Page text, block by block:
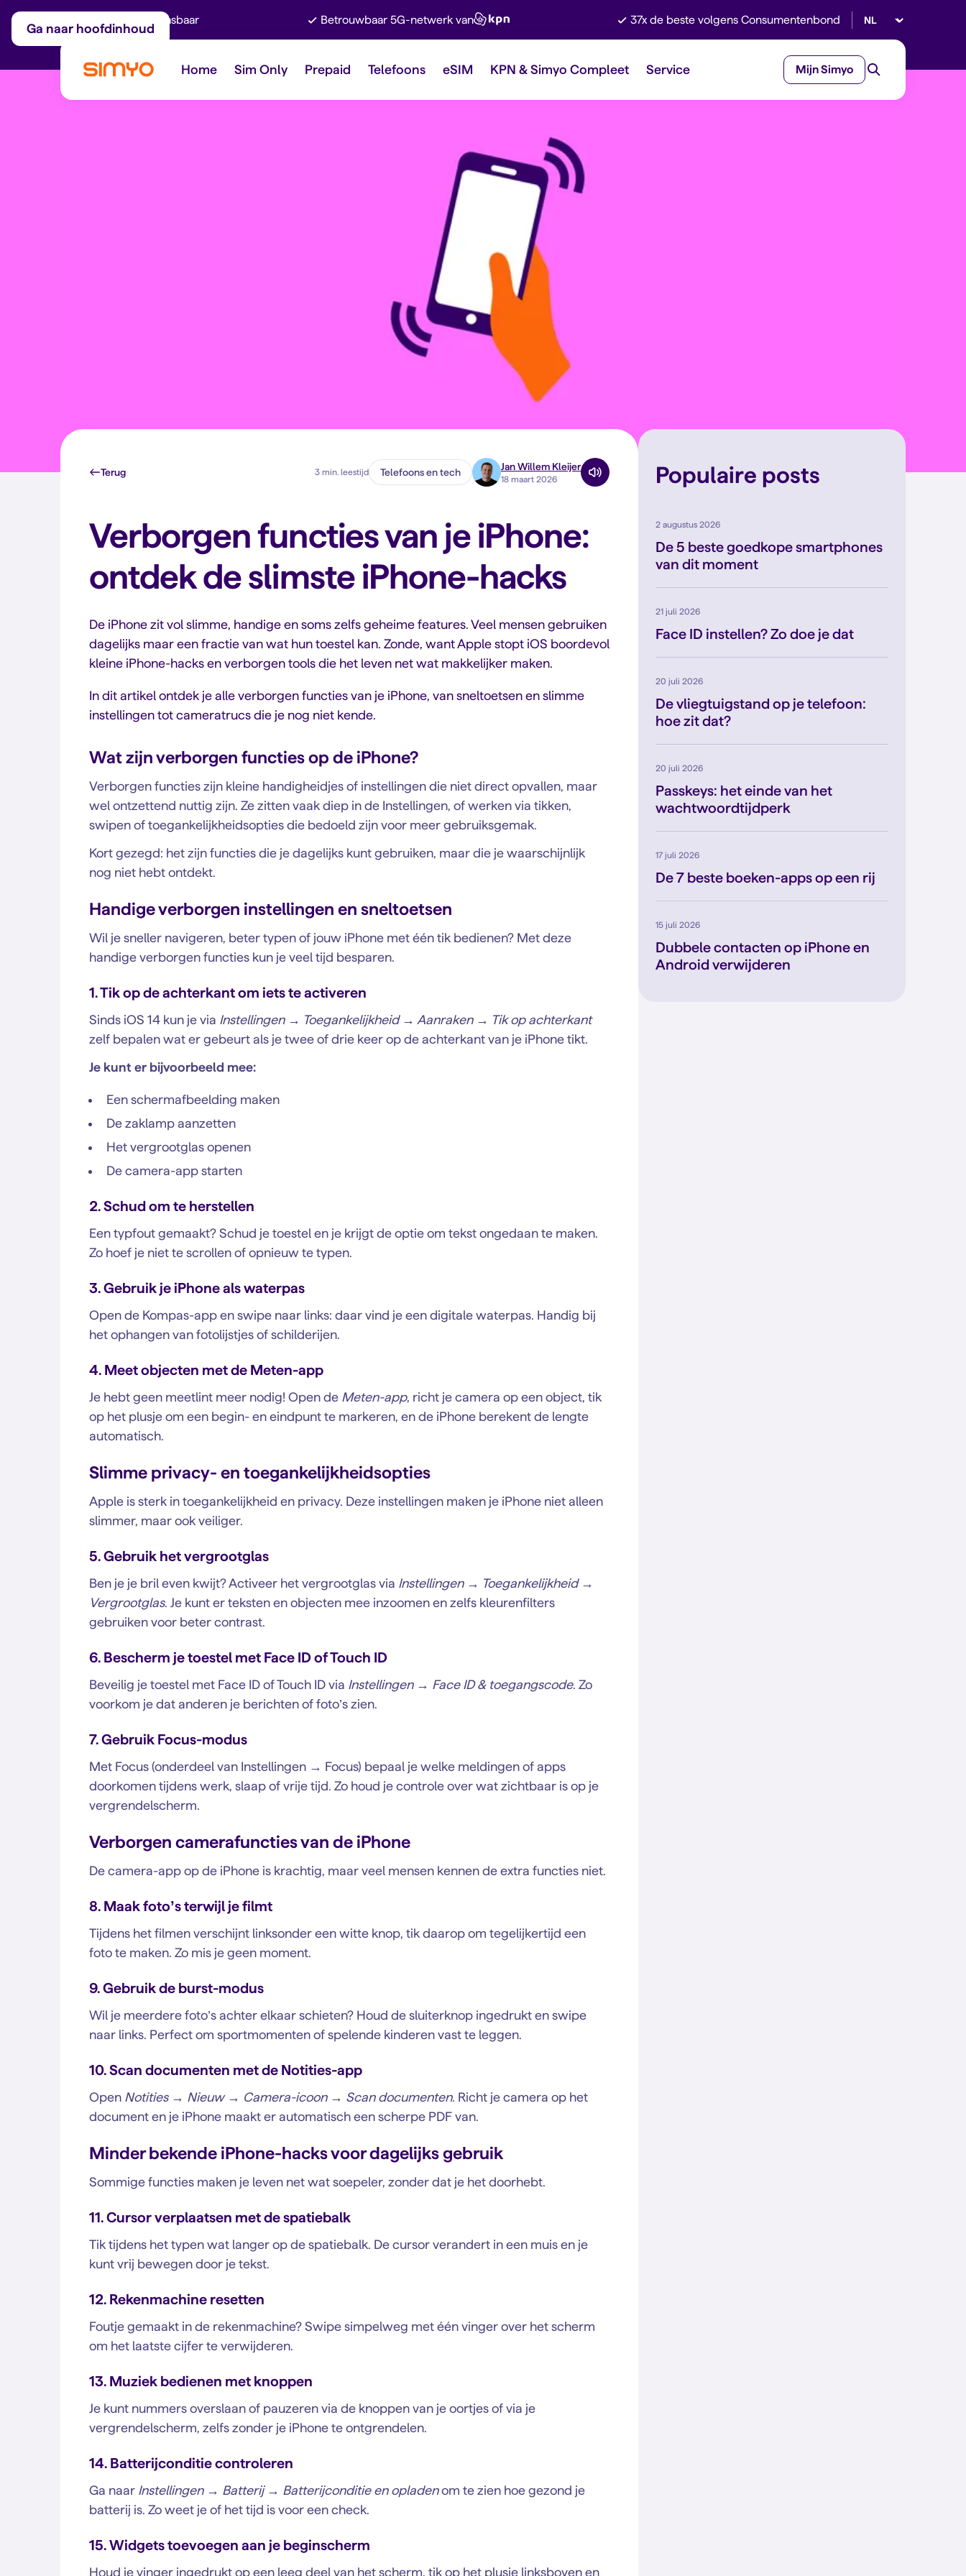
Ga naar hoofdinhoud
Maandelijks aanpasbaar Betrouwbaar 5G-netwerk van 37x de beste volgens Consumentenbond Selecteer taal
Home Sim Only Prepaid Telefoons eSIM KPN & Simyo Compleet Service Mijn Simyo
Terug 3 min. leestijd Telefoons en tech Jan Willem Kleijer
18 maart 2026
Verborgen functies van je iPhone:
ontdek de slimste iPhone-hacks
De iPhone zit vol slimme, handige en soms zelfs geheime features. Veel mensen gebruiken
dagelijks maar een fractie van wat hun toestel kan. Zonde, want Apple stopt iOS boordevol
kleine iPhone-hacks en verborgen tools die het leven net wat makkelijker maken.
In dit artikel ontdek je alle verborgen functies van je iPhone, van sneltoetsen en slimme
instellingen tot cameratrucs die je nog niet kende.
Wat zijn verborgen functies op de iPhone?
Verborgen functies zijn kleine handigheidjes of instellingen die niet direct opvallen, maar
wel ontzettend nuttig zijn. Ze zitten vaak diep in de Instellingen, of werken via tikken,
swipen of toegankelijkheidsopties die bedoeld zijn voor meer gebruiksgemak.
Kort gezegd: het zijn functies die je dagelijks kunt gebruiken, maar die je waarschijnlijk
nog niet hebt ontdekt.
Handige verborgen instellingen en sneltoetsen
Wil je sneller navigeren, beter typen of jouw iPhone met één tik bedienen? Met deze
handige verborgen functies kun je veel tijd besparen.
1. Tik op de achterkant om iets te activeren
Sinds iOS 14 kun je via Instellingen → Toegankelijkheid → Aanraken → Tik op achterkant
zelf bepalen wat er gebeurt als je twee of drie keer op de achterkant van je iPhone tikt.
Je kunt er bijvoorbeeld mee:
Een schermafbeelding maken
De zaklamp aanzetten
Het vergrootglas openen
De camera-app starten
2. Schud om te herstellen
Een typfout gemaakt? Schud je toestel en je krijgt de optie om tekst ongedaan te maken.
Zo hoef je niet te scrollen of opnieuw te typen.
3. Gebruik je iPhone als waterpas
Open de Kompas-app en swipe naar links: daar vind je een digitale waterpas. Handig bij
het ophangen van fotolijstjes of schilderijen.
4. Meet objecten met de Meten-app
Je hebt geen meetlint meer nodig! Open de Meten-app, richt je camera op een object, tik
op het plusje om een begin- en eindpunt te markeren, en de iPhone berekent de lengte
automatisch.
Slimme privacy- en toegankelijkheidsopties
Apple is sterk in toegankelijkheid en privacy. Deze instellingen maken je iPhone niet alleen
slimmer, maar ook veiliger.
5. Gebruik het vergrootglas
Ben je je bril even kwijt? Activeer het vergrootglas via Instellingen → Toegankelijkheid →
Vergrootglas. Je kunt er teksten en objecten mee inzoomen en zelfs kleurenfilters
gebruiken voor beter contrast.
6. Bescherm je toestel met Face ID of Touch ID
Beveilig je toestel met Face ID of Touch ID via Instellingen → Face ID & toegangscode. Zo
voorkom je dat anderen je berichten of foto’s zien.
7. Gebruik Focus-modus
Met Focus (onderdeel van Instellingen → Focus) bepaal je welke meldingen of apps
doorkomen tijdens werk, slaap of vrije tijd. Zo houd je controle over wat zichtbaar is op je
vergrendelscherm.
Verborgen camerafuncties van de iPhone
De camera-app op de iPhone is krachtig, maar veel mensen kennen de extra functies niet.
8. Maak foto’s terwijl je filmt
Tijdens het filmen verschijnt linksonder een witte knop, tik daarop om tegelijkertijd een
foto te maken. Zo mis je geen moment.
9. Gebruik de burst-modus
Wil je meerdere foto’s achter elkaar schieten? Houd de sluiterknop ingedrukt en swipe
naar links. Perfect om sportmomenten of spelende kinderen vast te leggen.
10. Scan documenten met de Notities-app
Open Notities → Nieuw → Camera-icoon → Scan documenten. Richt je camera op het
document en je iPhone maakt er automatisch een scherpe PDF van.
Minder bekende iPhone-hacks voor dagelijks gebruik
Sommige functies maken je leven net wat soepeler, zonder dat je het doorhebt.
11. Cursor verplaatsen met de spatiebalk
Tik tijdens het typen wat langer op de spatiebalk. De cursor verandert in een muis en je
kunt vrij bewegen door je tekst.
12. Rekenmachine resetten
Foutje gemaakt in de rekenmachine? Swipe simpelweg met één vinger over het scherm
om het laatste cijfer te verwijderen.
13. Muziek bedienen met knoppen
Je kunt nummers overslaan of pauzeren via de knoppen van je oortjes of via je
vergrendelscherm, zelfs zonder je iPhone te ontgrendelen.
14. Batterijconditie controleren
Ga naar Instellingen → Batterij → Batterijconditie en opladenom te zien hoe gezond je
batterij is. Zo weet je of het tijd is voor een check.
15. Widgets toevoegen aan je beginscherm
Houd je vinger ingedrukt op een leeg deel van het scherm, tik op het plusje linksboven en
Populaire posts
2 augustus 2026
De 5 beste goedkope smartphones
van dit moment
21 juli 2026
Face ID instellen? Zo doe je dat
20 juli 2026
De vliegtuigstand op je telefoon:
hoe zit dat?
20 juli 2026
Passkeys: het einde van het
wachtwoordtijdperk
17 juli 2026
De 7 beste boeken-apps op een rij
15 juli 2026
Dubbele contacten op iPhone en
Android verwijderen